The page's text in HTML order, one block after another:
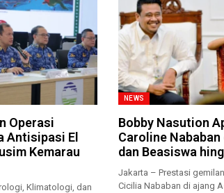
Operasi
Antisipasi El
Kemarau
Klimatologi, dan
NEWS
Bobby Nasution
Caroline Nababan
dan Beasiswa
Jakarta – Prestasi
Cicilia Nababan di ajang